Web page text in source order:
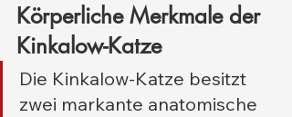
Körperliche Merkmale der
Kinkalow-Katze
Die Kinkalow-Katze besitzt
zwei markante anatomische